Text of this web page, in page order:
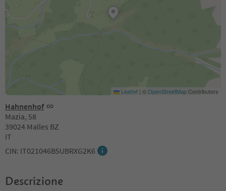
Hahnenhof
Mazia, 58
39024 Malles BZ
IT
CIN: IT021046B5UBRXG2K6
Leaflet | ©OpenStreetMapContributors
Descrizione